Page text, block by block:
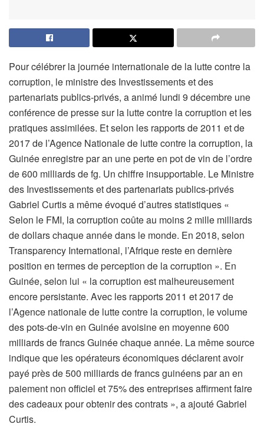
Pour célébrer la journée internationale de la lutte contre la
corruption, le ministre des Investissements et des
partenariats publics-privés, a animé lundi 9 décembre une
conférence de presse sur la lutte contre la corruption et les
pratiques assimilées. Et selon les rapports de 2011 et de
2017 de l’Agence Nationale de lutte contre la corruption, la
Guinée enregistre par an une perte en pot de vin de l’ordre
de 600 milliards de fg. Un chiffre insupportable. Le Ministre
des Investissements et des partenariats publics-privés
Gabriel Curtis a même évoqué d’autres statistiques «
Selon le FMI, la corruption coûte au moins 2 mille milliards
de dollars chaque année dans le monde. En 2018, selon
Transparency International, l’Afrique reste en dernière
position en termes de perception de la corruption ». En
Guinée, selon lui « la corruption est malheureusement
encore persistante. Avec les rapports 2011 et 2017 de
l’Agence nationale de lutte contre la corruption, le volume
des pots-de-vin en Guinée avoisine en moyenne 600
milliards de francs Guinée chaque année. La même source
indique que les opérateurs économiques déclarent avoir
payé près de 500 milliards de francs guinéens par an en
paiement non officiel et 75% des entreprises affirment faire
des cadeaux pour obtenir des contrats », a ajouté Gabriel
Curtis.